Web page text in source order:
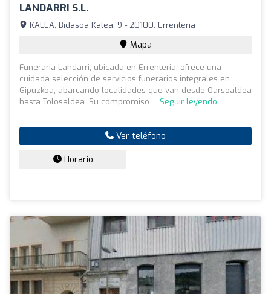
LANDARRI S.L.
KALEA, Bidasoa Kalea, 9 - 20100, Errenteria
Mapa
Funeraria Landarri, ubicada en Errenteria, ofrece una
cuidada selección de servicios funerarios integrales en
Gipuzkoa, abarcando localidades que van desde Oarsoaldea
hasta Tolosaldea. Su compromiso ... Seguir leyendo
Ver teléfono
Horario